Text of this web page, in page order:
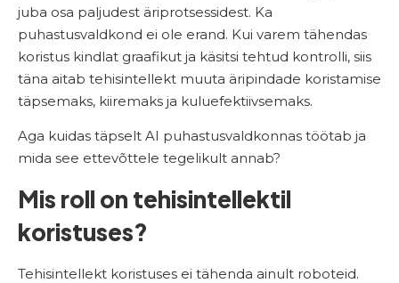
juba osa paljudest äriprotsessidest. Ka
puhastusvaldkond ei ole erand. Kui varem tähendas
koristus kindlat graafikut ja käsitsi tehtud kontrolli, siis
täna aitab tehisintellekt muuta äripindade koristamise
täpsemaks, kiiremaks ja kuluefektiivsemaks.
Aga kuidas täpselt AI puhastusvaldkonnas töötab ja
mida see ettevõttele tegelikult annab?
Mis roll on tehisintellektil
koristuses?
Tehisintellekt koristuses ei tähenda ainult roboteid.